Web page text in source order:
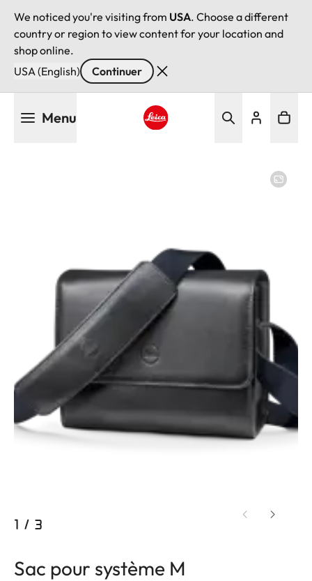
We noticed you're visiting from USA. Choose a different
country or region to view content for your location and
shop online.
USA (English)
Continuer
Menu
1 / 3
Sac pour système M